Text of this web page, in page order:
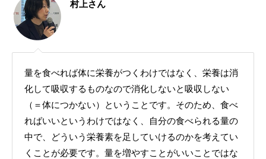
村上さん
量を食べれば体に栄養がつくわけではなく、栄養は消
化して吸収するものなので消化しないと吸収しない
（＝体につかない）ということです。そのため、食べ
ればいいというわけではなく、自分の食べられる量の
中で、どういう栄養素を足していけるのかを考えてい
くことが必要です。量を増やすことがいいことではな